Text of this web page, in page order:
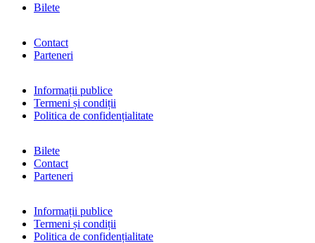
Bilete
Contact
Parteneri
Informații publice
Termeni și condiții
Politica de confidențialitate
Bilete
Contact
Parteneri
Informații publice
Termeni și condiții
Politica de confidențialitate